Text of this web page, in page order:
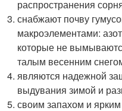
распространения
снабжают почву
макроэлементами:
которые не
талым весенним
являются надежной
выдувания зимой и
своим запахом и